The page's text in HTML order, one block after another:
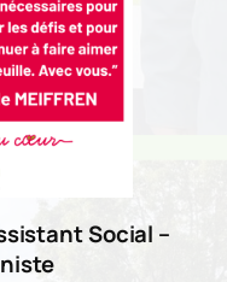
Social –